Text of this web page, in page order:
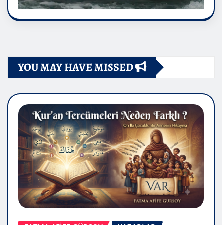
YOU MAY HAVE MISSED